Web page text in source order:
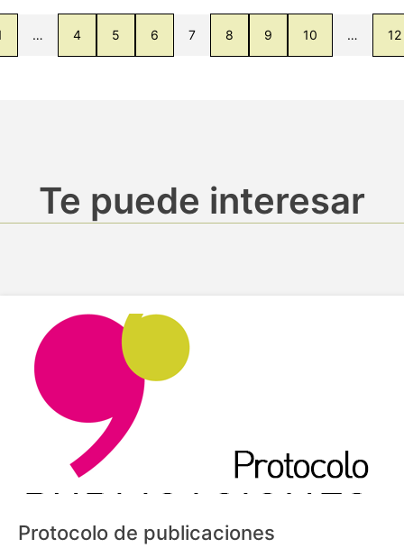
… 4 5 6 7 8 9 10 … 12
Te puede interesar
Protocolo de publicaciones